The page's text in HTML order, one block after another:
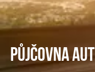
Půjčovna